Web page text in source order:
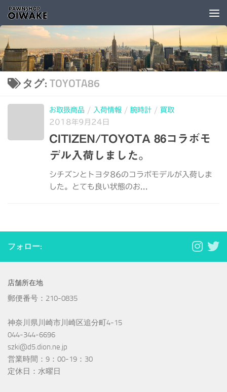
コンテンツへスキップ
タグ: TOYOTA86
お取扱商品 / 入荷情報 / 腕時計 / 買取
2018年9月24日
CITIZEN/TOYOTA 86コラボモ
デル入荷しました。
シチズンとトヨタ86のコラボモデルが入荷しま
した。とても良い状態のお...
フォロー:
店舗所在地
郵便番号：210-0835
神奈川県川崎市川崎区追分町4-15
044-344-6696
szki@d5.dion.ne.jp
営業時間：9：00-19：30
定休日：水曜日